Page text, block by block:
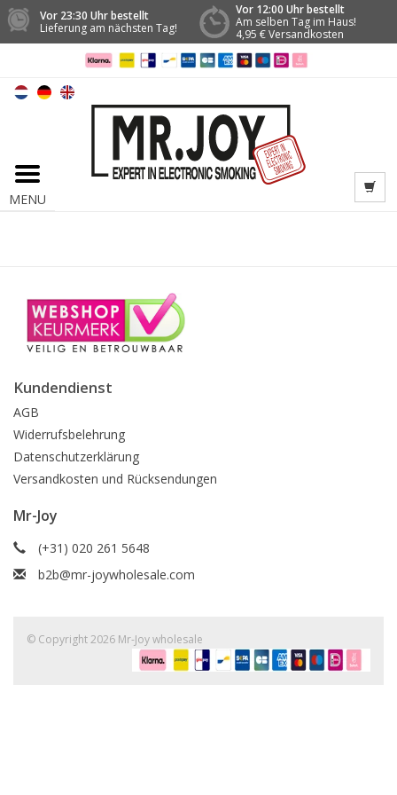
Vor 23:30 Uhr bestellt
Lieferung am nächsten Tag!
Vor 12:00 Uhr bestellt
Am selben Tag im Haus!
4,95 € Versandkosten
MENU
Kundendienst
AGB
Widerrufsbelehrung
Datenschutzerklärung
Versandkosten und Rücksendungen
Mr-Joy
(+31) 020 261 5648
b2b@mr-joywholesale.com
© Copyright 2026 Mr-Joy wholesale